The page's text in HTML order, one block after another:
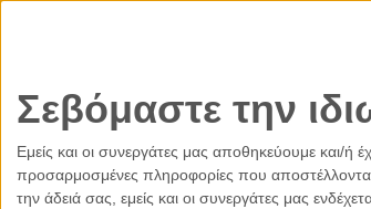
Σεβόμαστε την
Εμείς και οι συνεργάτες μας αποθηκεύουμε και/
προσαρμοσμένες πληροφορίες που αποστέλλονται
την άδειά σας, εμείς και οι συνεργάτες μας